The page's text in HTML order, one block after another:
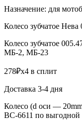
Назначение: для
Колесо зубчатое
Колесо зубчатое
МБ-2, МБ-23
278₽x4 в сплит
Доставка 3-4 дня
Колесо (d оси —
BC-6611 по выгодной